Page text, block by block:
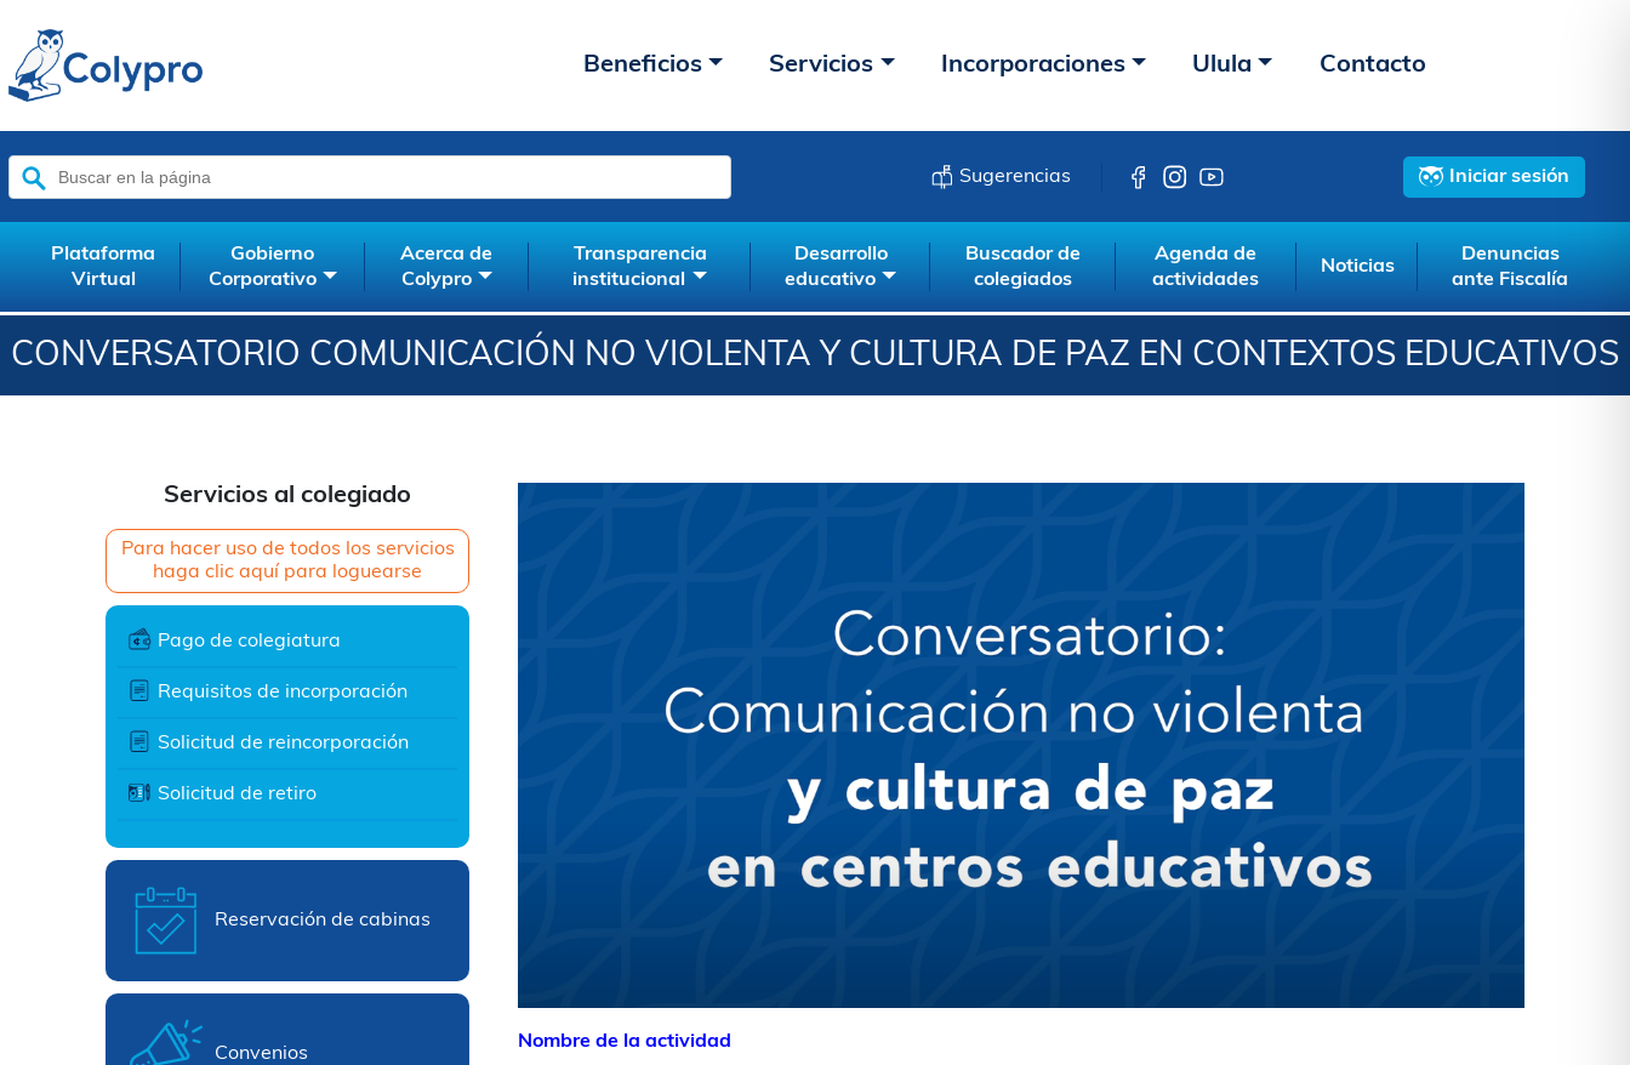
Beneficios Servicios Incorporaciones Ulula Contacto
Buscar:
Sugerencias Iniciar sesión
Plataforma
Virtual
Gobierno
Corporativo
Acerca de
Colypro
Transparencia
institucional
Desarrollo
educativo
Buscador de
colegiados
Agenda de
actividades
Noticias
Denuncias
ante Fiscalía
CONVERSATORIO COMUNICACIÓN NO VIOLENTA Y CULTURA DE PAZ EN CONTEXTOS EDUCATIVOS
Servicios al colegiado
Para hacer uso de todos los servicios
haga clic aquí para loguearse
Pago de colegiatura
Requisitos de incorporación
Solicitud de reincorporación
Solicitud de retiro
Reservación de cabinas
Convenios
Nombre de la actividad